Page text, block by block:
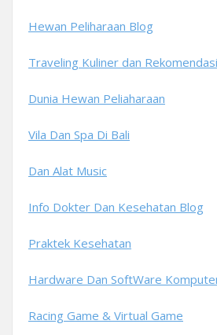
Hewan Peliharaan Blog
Traveling Kuliner dan
Dunia Hewan Peliaharaan
Vila Dan Spa Di Bali
Dan Alat Music
Info Dokter Dan Kesehatan Blog
Praktek Kesehatan
Hardware Dan SoftWare
Racing Game & Virtual Game